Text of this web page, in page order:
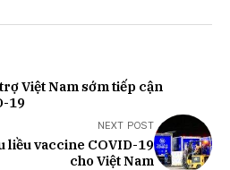
Việt Nam sớm tiếp cận
19
NEXT POST
liều vaccine COVID-19
cho Việt Nam